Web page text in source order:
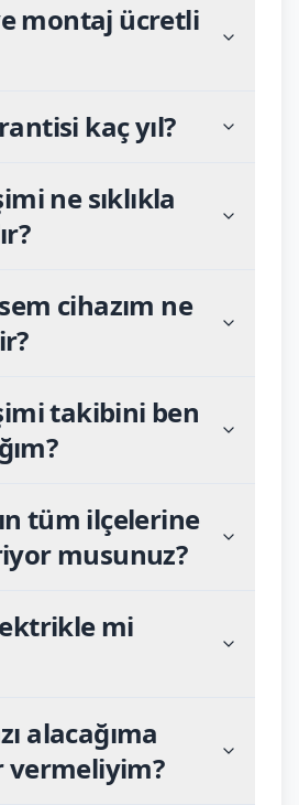
montaj ücretli
kaç yıl?
ne sıklıkla
cihazım ne
takibini ben
tüm ilçelerine
musunuz?
mi
alacağıma
vermeliyim?